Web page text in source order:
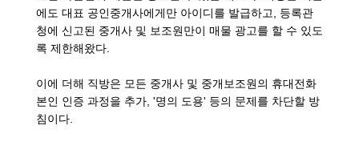
에도 대표 공인중개사에게만 아이디를 발급하고, 등록관
청에 신고된 중개사 및 보조원만이 매물 광고를 할 수 있도
록 제한해왔다.
이에 더해 직방은 모든 중개사 및 중개보조원의 휴대전화
본인 인증 과정을 추가, '명의 도용' 등의 문제를 차단할 방
침이다.